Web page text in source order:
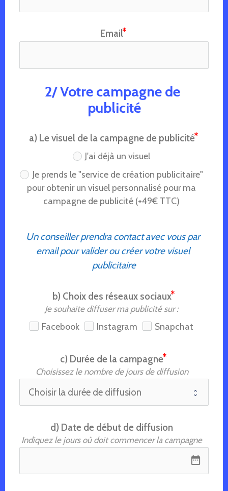
Email
2/ Votre campagne de
publicité
a) Le visuel de la campagne de publicité
J'ai déjà un visuel
Je prends le "service de création publicitaire"
pour obtenir un visuel personnalisé pour ma
campagne de publicité (+49€ TTC)
Un conseiller prendra contact avec vous par
email pour valider ou créer votre visuel
publicitaire
b) Choix des réseaux sociaux
Je souhaite diffuser ma publicité sur :
Facebook Instagram Snapchat
c) Durée de la campagne
Choisissez le nombre de jours de diffusion
d) Date de début de diffusion
Indiquez le jours où doit commencer la campagne
date_range